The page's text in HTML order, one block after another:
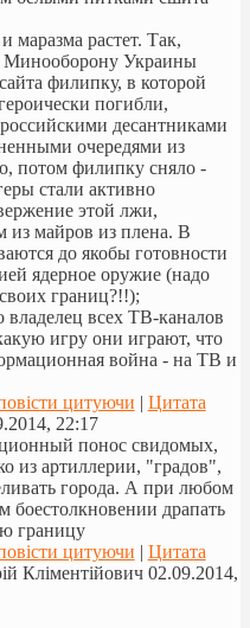
маразма растет. Так,
Минооборону Украины
филипку, в которой
погибли,
российскими десантниками
очередями из
потом филипку сняло -
стали активно
этой лжи,
из майров из плена. В
до якобы готовности
ядерное оружие (надо
границ?!!);
владелец всех ТВ-каналов
игру они играют, что
война - на ТВ и
цитуючи | Цитата
22:17
понос свидомых,
из артиллерии, "градов",
города. А при любом
боестолкновении драпать
границу
цитуючи | Цитата
Кліментійович 02.09.2014,